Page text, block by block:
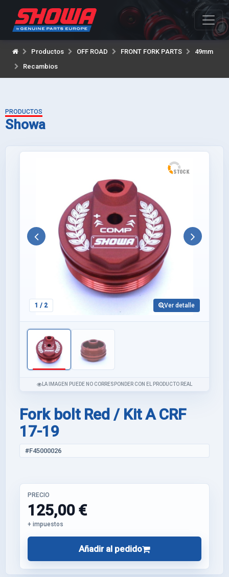
Productos OFF ROAD FRONT FORK PARTS
49mm
Recambios
PRODUCTOS
Showa
1 / 2 Ver detalle
Anterior
LA IMAGEN PUEDE NO CORRESPONDER CON EL PRODUCTO REAL
Fork bolt Red / Kit A CRF
17-19
#F45000026
PRECIO
125,00 €
+ impuestos
Añadir al pedido